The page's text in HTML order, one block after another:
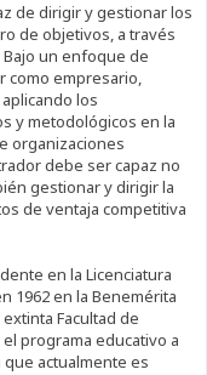
de dirigir y gestionar los
de objetivos, a través
un enfoque de
como empresario,
los
y metodológicos en la
organizaciones
debe ser capaz no
gestionar y dirigir la
de ventaja competitiva
en la Licenciatura
1962 en la Benemérita
Facultad de
programa educativo a
actualmente es